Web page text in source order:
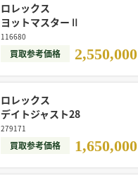
ロレックス
ヨットマスターⅡ
116680
買取参考価格 2,550,000
ロレックス
デイトジャスト28
279171
買取参考価格 1,650,000